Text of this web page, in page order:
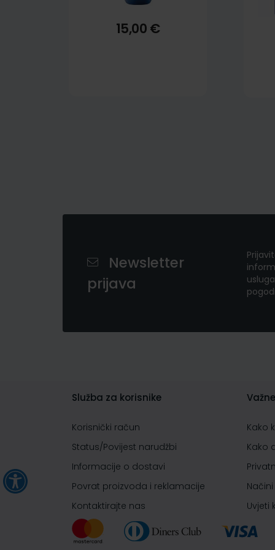
15,00 €
Newsletter
prijava
Služba za korisnike
Korisnički račun
Status/Povijest narudžbi
Informacije o dostavi
Povrat proizvoda i reklamacije
Kontaktirajte nas
Kako
Kako
Uvjeti